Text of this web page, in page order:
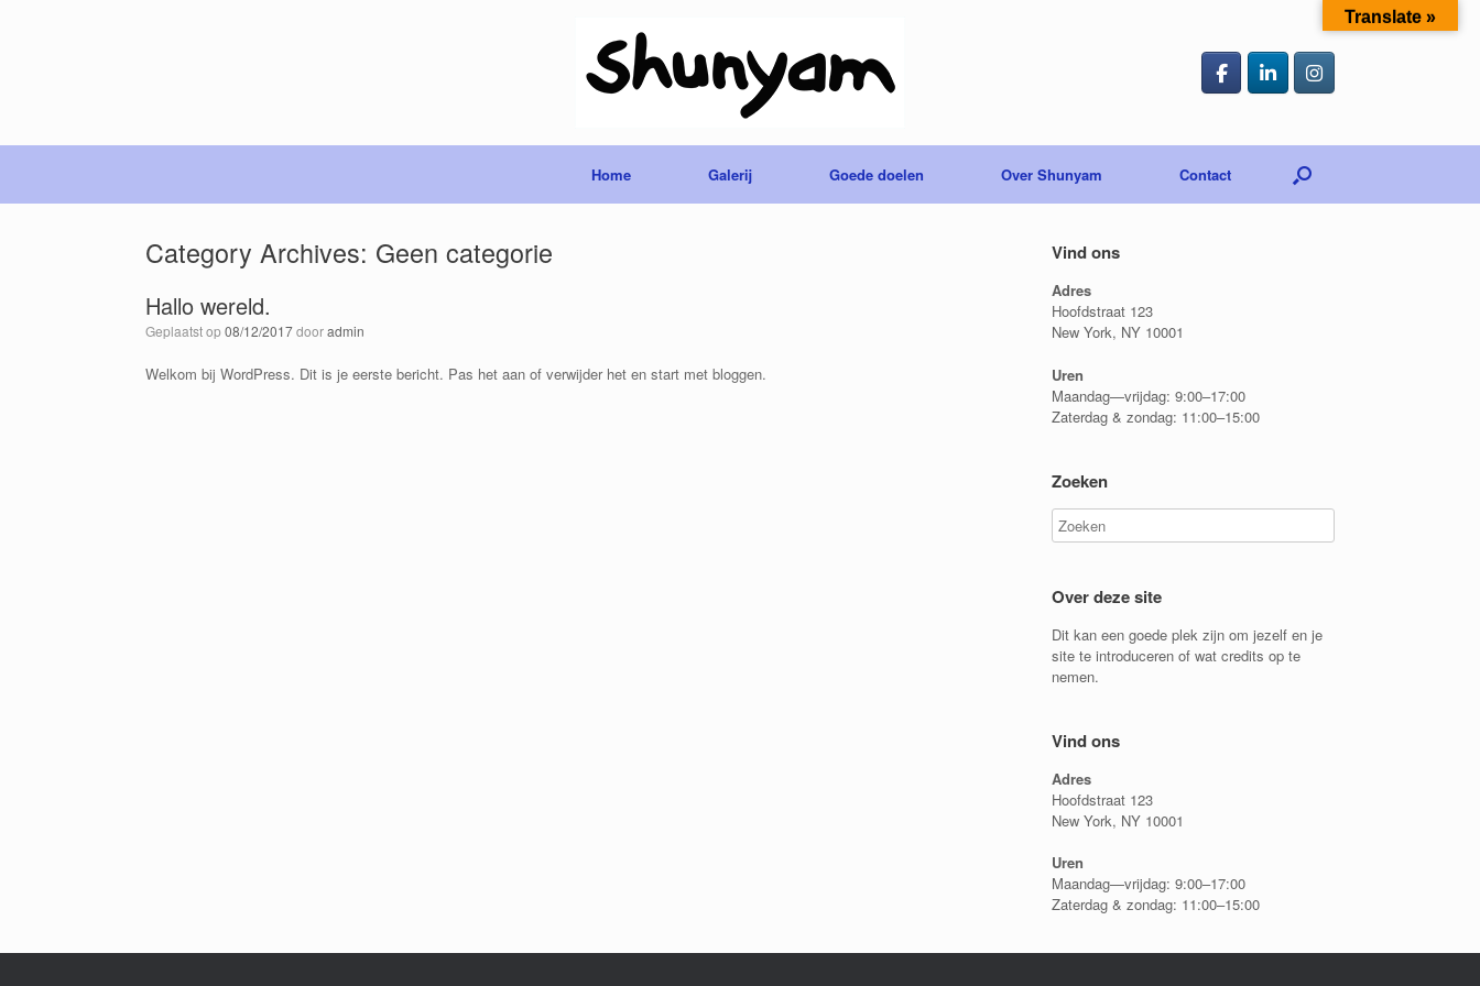
Home Galerij Goede doelen Over Shunyam Contact
Category Archives: Geen categorie
Hallo wereld.
Geplaatst op08/12/2017dooradmin
Welkom bij WordPress. Dit is je eerste bericht. Pas het aan of verwijder het en start met bloggen.
Vind ons
Adres
Hoofdstraat 123
New York, NY 10001
Uren
Maandag—vrijdag: 9:00–17:00
Zaterdag & zondag: 11:00–15:00
Zoeken
Over deze site
Dit kan een goede plek zijn om jezelf en je
site te introduceren of wat credits op te
nemen.
Vind ons
Adres
Hoofdstraat 123
New York, NY 10001
Uren
Maandag—vrijdag: 9:00–17:00
Zaterdag & zondag: 11:00–15:00
Translate »